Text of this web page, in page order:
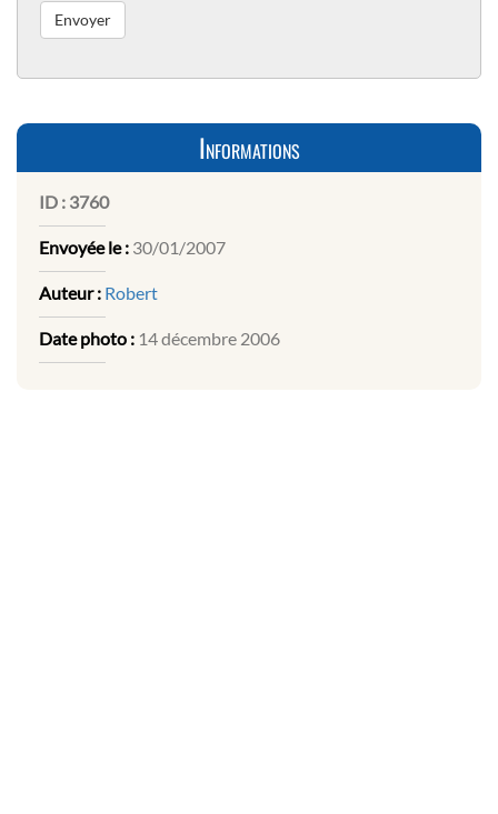
Informations
ID : 3760
Envoyée le : 30/01/2007
Auteur : Robert
Date photo : 14 décembre 2006